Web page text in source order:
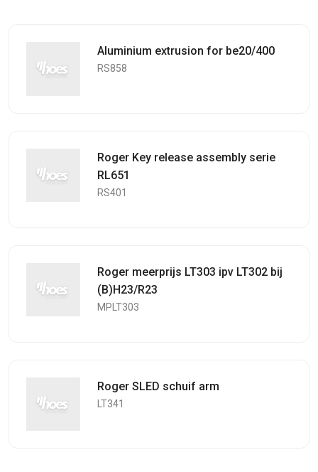
Aluminium extrusion for be20/400
RS858
Roger Key release assembly serie
RL651
RS401
Roger meerprijs LT303 ipv LT302 bij
(B)H23/R23
MPLT303
Roger SLED schuif arm
LT341